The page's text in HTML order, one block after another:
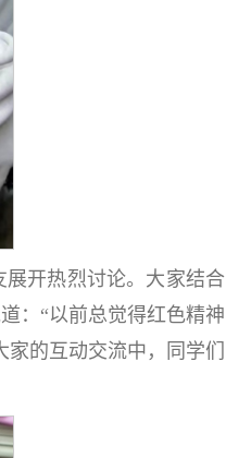
展开热烈讨论。大家结合
：“以前总觉得红色精神
的互动交流中，同学们